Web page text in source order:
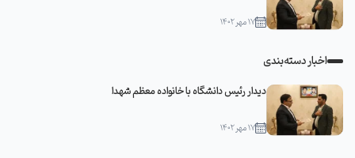
۱۷ مهر ۱۴۰۲
اخبار دسته‌بندی
دیدار رئیس دانشگاه با خانواده معظم شهدا
۱۷ مهر ۱۴۰۲